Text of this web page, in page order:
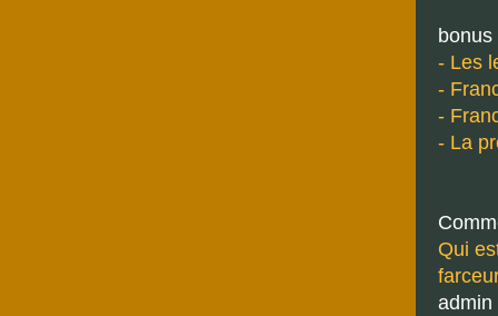
bonus
- Les
-
-
- La
Qui
admin